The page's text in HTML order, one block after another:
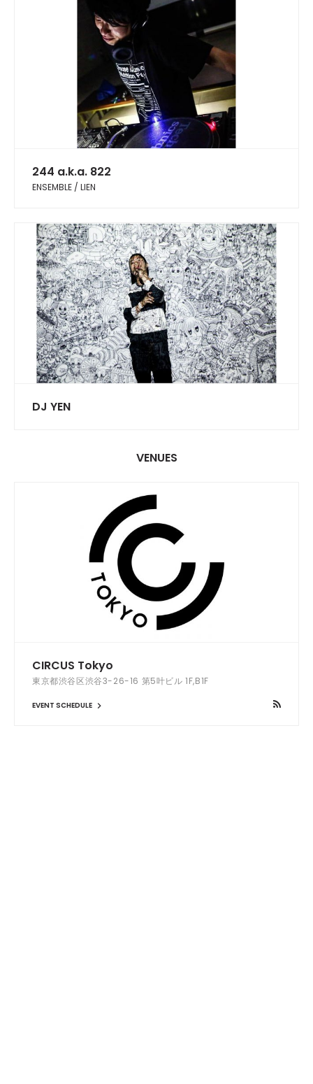
244 a.k.a. 822
ENSEMBLE / LIEN
DJ YEN
VENUES
CIRCUS Tokyo
東京都渋谷区渋谷3-26-16 第5叶ビル 1F,B1F
EVENT SCHEDULE